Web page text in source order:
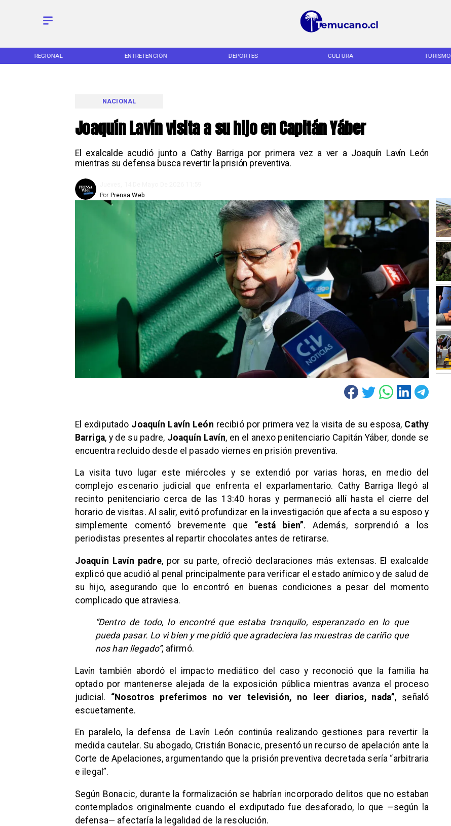
REGIONAL ENTRETENCIÓN DEPORTES CULTURA TURISMO
Joaquín Lavín visita a su hijo en Capitán Yáber
El exalcalde acudió junto a Cathy Barriga por primera vez a ver a Joaquín Lavín León
mientras su defensa busca revertir la prisión preventiva.
NACIONAL
Prensa Web
Por
El exdiputado Joaquín Lavín León recibió por primera vez la visita de su esposa, Cathy
Barriga, y de su padre, Joaquín Lavín, en el anexo penitenciario Capitán Yáber, donde se
encuentra recluido desde el pasado viernes en prisión preventiva.
La visita tuvo lugar este miércoles y se extendió por varias horas, en medio del
complejo escenario judicial que enfrenta el exparlamentario. Cathy Barriga llegó al
recinto penitenciario cerca de las 13:40 horas y permaneció allí hasta el cierre del
horario de visitas. Al salir, evitó profundizar en la investigación que afecta a su esposo y
simplemente comentó brevemente que “está bien”. Además, sorprendió a los
periodistas presentes al repartir chocolates antes de retirarse.
Joaquín Lavín padre, por su parte, ofreció declaraciones más extensas. El exalcalde
explicó que acudió al penal principalmente para verificar el estado anímico y de salud de
su hijo, asegurando que lo encontró en buenas condiciones a pesar del momento
complicado que atraviesa.
“Dentro de todo, lo encontré que estaba tranquilo, esperanzado en lo que
pueda pasar. Lo vi bien y me pidió que agradeciera las muestras de cariño que
nos han llegado”, afirmó.
Lavín también abordó el impacto mediático del caso y reconoció que la familia ha
optado por mantenerse alejada de la exposición pública mientras avanza el proceso
judicial. “Nosotros preferimos no ver televisión, no leer diarios, nada”, señaló
escuetamente.
En paralelo, la defensa de Lavín León continúa realizando gestiones para revertir la
medida cautelar. Su abogado, Cristián Bonacic, presentó un recurso de apelación ante la
Corte de Apelaciones, argumentando que la prisión preventiva decretada sería “arbitraria
e ilegal”.
Según Bonacic, durante la formalización se habrían incorporado delitos que no estaban
contemplados originalmente cuando el exdiputado fue desaforado, lo que —según la
defensa— afectaría la legalidad de la resolución.